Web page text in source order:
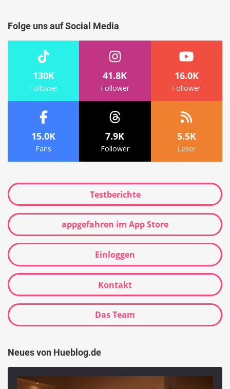
Folge uns auf Social Media
130K
Follower
41.8K
Follower
16.0K
Follower
15.0K
Fans
7.9K
Follower
5.5K
Leser
Testberichte
appgefahren im App Store
Einloggen
Kontakt
Das Team
Neues von Hueblog.de